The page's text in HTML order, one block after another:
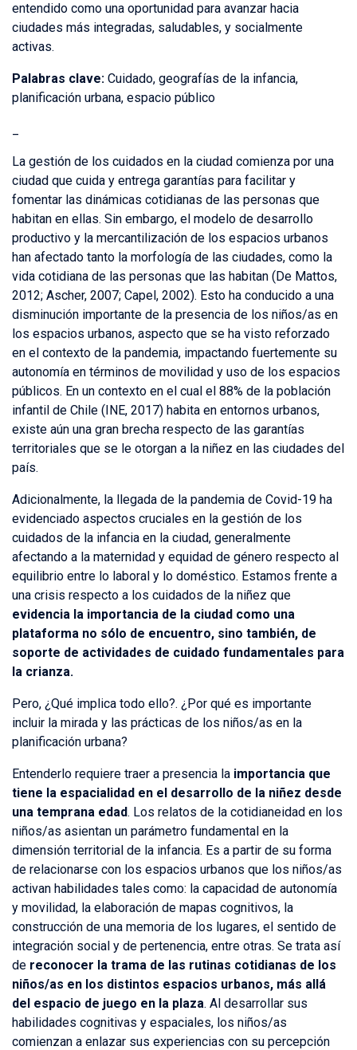
entendido como una oportunidad para avanzar hacia
ciudades más integradas, saludables, y socialmente
activas.
Palabras clave: Cuidado, geografías de la infancia,
planificación urbana, espacio público
La gestión de los cuidados en la ciudad comienza por una
ciudad que cuida y entrega garantías para facilitar y
fomentar las dinámicas cotidianas de las personas que
habitan en ellas. Sin embargo, el modelo de desarrollo
productivo y la mercantilización de los espacios urbanos
han afectado tanto la morfología de las ciudades, como la
vida cotidiana de las personas que las habitan (De Mattos,
2012; Ascher, 2007; Capel, 2002). Esto ha conducido a una
disminución importante de la presencia de los niños/as en
los espacios urbanos, aspecto que se ha visto reforzado
en el contexto de la pandemia, impactando fuertemente su
autonomía en términos de movilidad y uso de los espacios
públicos. En un contexto en el cual el 88% de la población
infantil de Chile (INE, 2017) habita en entornos urbanos,
existe aún una gran brecha respecto de las garantías
territoriales que se le otorgan a la niñez en las ciudades del
país.
Adicionalmente, la llegada de la pandemia de Covid-19 ha
evidenciado aspectos cruciales en la gestión de los
cuidados de la infancia en la ciudad, generalmente
afectando a la maternidad y equidad de género respecto al
equilibrio entre lo laboral y lo doméstico. Estamos frente a
una crisis respecto a los cuidados de la niñez que
evidencia la importancia de la ciudad como una
plataforma no sólo de encuentro, sino también, de
soporte de actividades de cuidado fundamentales para
la crianza.
Pero, ¿Qué implica todo ello?. ¿Por qué es importante
incluir la mirada y las prácticas de los niños/as en la
planificación urbana?
Entenderlo requiere traer a presencia la importancia que
tiene la espacialidad en el desarrollo de la niñez desde
una temprana edad. Los relatos de la cotidianeidad en los
niños/as asientan un parámetro fundamental en la
dimensión territorial de la infancia. Es a partir de su forma
de relacionarse con los espacios urbanos que los niños/as
activan habilidades tales como: la capacidad de autonomía
y movilidad, la elaboración de mapas cognitivos, la
construcción de una memoria de los lugares, el sentido de
integración social y de pertenencia, entre otras. Se trata así
de reconocer la trama de las rutinas cotidianas de los
niños/as en los distintos espacios urbanos, más allá
del espacio de juego en la plaza. Al desarrollar sus
habilidades cognitivas y espaciales, los niños/as
comienzan a enlazar sus experiencias con su percepción